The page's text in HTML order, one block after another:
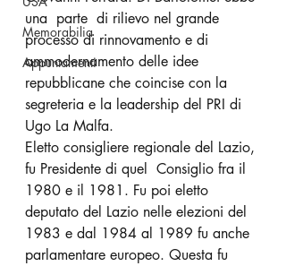
Memorabilia
Appuntamenti
una  parte  di rilievo nel grande
processo di rinnovamento e di
ammodernamento delle idee
repubblicane che coincise con la
segreteria e la leadership del PRI di
Ugo La Malfa.
Eletto consigliere regionale del Lazio,
fu Presidente di quel  Consiglio fra il
1980 e il 1981. Fu poi eletto
deputato del Lazio nelle elezioni del
1983 e dal 1984 al 1989 fu anche
parlamentare europeo. Questa fu